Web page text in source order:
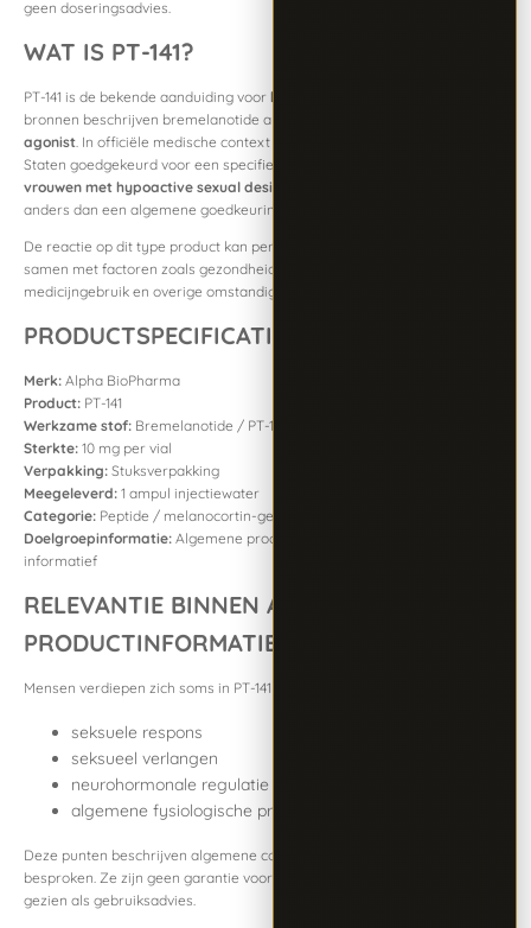
geen doseringsadvies.
WAT IS PT-141?
PT-141 is de bekende aanduiding voor bremelanotide
bronnen beschrijven bremelanotide als een
agonist. In officiële medische context is bremelanotide in de Verenigde
Staten goedgekeurd voor een specifieke indicatie bij
vrouwen met hypoactive sexual desire disorder (HSDD)
anders dan een algemene goedkeuring als erectiemiddel voor mannen.
De reactie op dit type product kan per persoon sterk verschillen en hangt
samen met factoren zoals gezondheid, medische voorgeschiedenis,
medicijngebruik en overige omstandigheden.
PRODUCTSPECIFICATIES
Merk: Alpha BioPharma
Product: PT-141
Werkzame stof: Bremelanotide / PT-141
Sterkte: 10 mg per vial
Verpakking: Stuksverpakking
Meegeleverd: 1 ampul injectiewater
Categorie: Peptide / melanocortin-gerelateerde verbinding
Doelgroepinformatie: Algemene productinformatie, uitsluitend
informatief
RELEVANTIE BINNEN ALGEMENE
PRODUCTINFORMATIE
Mensen verdiepen zich soms in PT-141 vanwege de mogelijke relatie met:
seksuele respons
seksueel verlangen
neurohormonale regulatie
algemene fysiologische processen rond seksuele functie
Deze punten beschrijven algemene contexten waarin PT-141 wordt
besproken. Ze zijn geen garantie voor resultaat en mogen niet worden
gezien als gebruiksadvies.